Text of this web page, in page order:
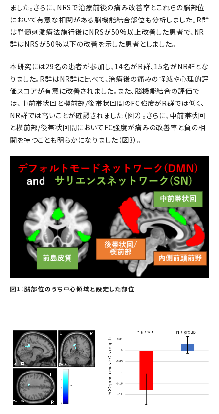
ました。さらに、NRSで治療前後の痛み改善率とこれらの脳部位
において有意な相関がある脳機能結合部位も分析しました。R群
は脊髄刺激療法施行後にNRSが50%以上改善した患者で、NR
群はNRSが50%以下の改善を示した患者としました。
本研究には29名の患者が参加し、14名がR群、15名がNR群とな
りました。R群はNR群に比べて、治療後の痛みの軽減や心理的評
価スコアが有意に改善されました。また、脳機能結合の評価で
は、中前帯状回と楔前部/後帯状回間のFC強度がR群では低く、
NR群では高いことが確認されました（図2）。さらに、中前帯状回
と楔前部/後帯状回間においてFC強度が痛みの改善率と負の相
関を持つことも明らかになりました（図3）。
図1：脳部位のうち中心領域と設定した部位